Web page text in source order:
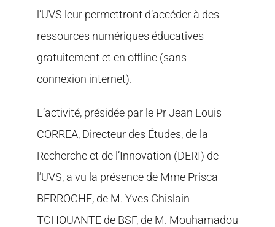
l’UVS leur permettront d’accéder à des
ressources numériques éducatives
gratuitement et en offline (sans
connexion internet).
L’activité, présidée par le Pr Jean Louis
CORREA, Directeur des Études, de la
Recherche et de l’Innovation (DERI) de
l’UVS, a vu la présence de Mme Prisca
BERROCHE, de M. Yves Ghislain
TCHOUANTE de BSF, de M. Mouhamadou